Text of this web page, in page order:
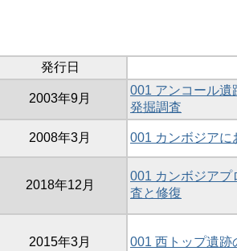
発行日
2003年9月
001 アンコール遺
発掘調査
2008年3月 001 カンボジアに
2018年12月
001 カンボジアプ
査と修復
2015年3月 001 西トップ遺跡